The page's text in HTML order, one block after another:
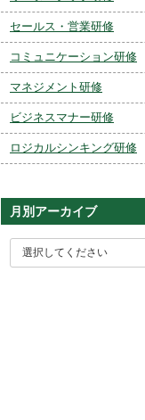
セールス・営業研修
コミュニケーション研修
マネジメント研修
ビジネスマナー研修
ロジカルシンキング研修
月別アーカイブ